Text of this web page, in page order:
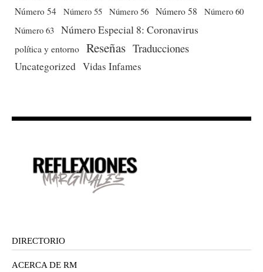
Número 54 Número 55 Número 56 Número 58
Número 60
Número 63 Número Especial 8: Coronavirus
política y entorno Reseñas Traducciones
Uncategorized Vidas Infames
DIRECTORIO
ACERCA DE RM